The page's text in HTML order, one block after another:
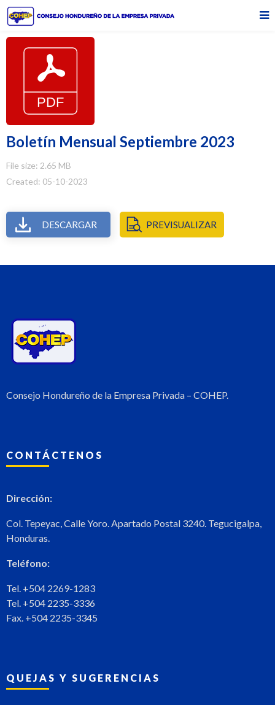
Boletín Mensual Septiembre 2023
File size: 2.65 MB
Created: 05-10-2023
DESCARGAR PREVISUALIZAR
Consejo Hondureño de la Empresa Privada – COHEP.
CONTÁCTENOS
Dirección:
Col. Tepeyac, Calle Yoro. Apartado Postal 3240. Tegucigalpa,
Honduras.
Teléfono:
Tel. +504 2269-1283
Tel. +504 2235-3336
Fax. +504 2235-3345
QUEJAS Y SUGERENCIAS